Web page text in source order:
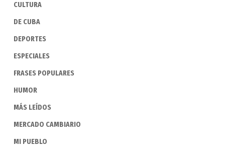
CULTURA
DE CUBA
DEPORTES
ESPECIALES
FRASES POPULARES
HUMOR
MÁS LEÍDOS
MERCADO CAMBIARIO
MI PUEBLO